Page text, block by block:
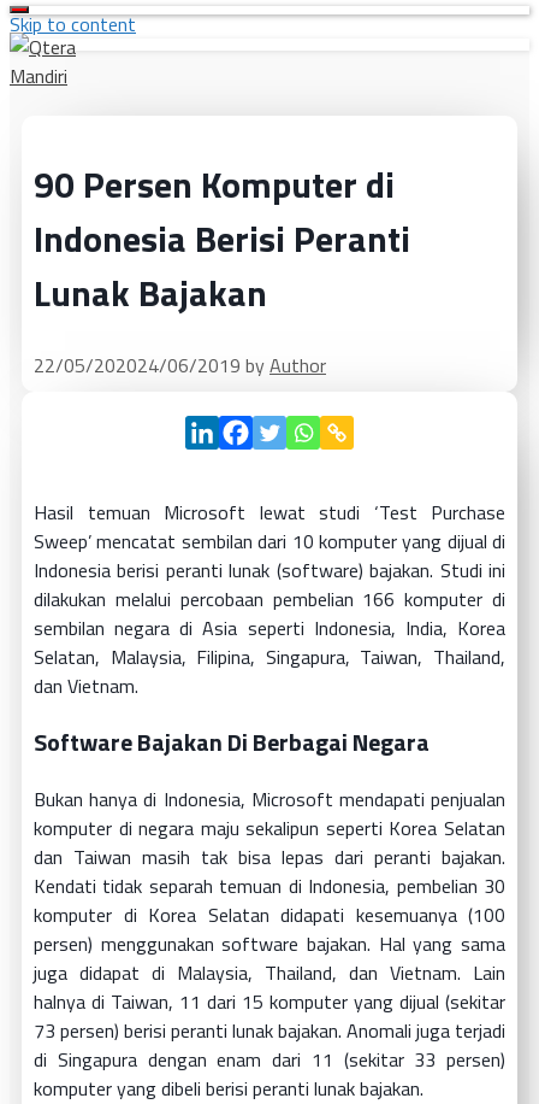
Skip to content
90 Persen Komputer di
Indonesia Berisi Peranti
Lunak Bajakan
22/05/202024/06/2019 byAuthor
Hasil temuan Microsoft lewat studi ‘Test Purchase
Sweep’ mencatat sembilan dari 10 komputer yang dijual di
Indonesia berisi peranti lunak (software) bajakan. Studi ini
dilakukan melalui percobaan pembelian 166 komputer di
sembilan negara di Asia seperti Indonesia, India, Korea
Selatan, Malaysia, Filipina, Singapura, Taiwan, Thailand,
dan Vietnam.
Software Bajakan Di Berbagai Negara
Bukan hanya di Indonesia, Microsoft mendapati penjualan
komputer di negara maju sekalipun seperti Korea Selatan
dan Taiwan masih tak bisa lepas dari peranti bajakan.
Kendati tidak separah temuan di Indonesia, pembelian 30
komputer di Korea Selatan didapati kesemuanya (100
persen) menggunakan software bajakan. Hal yang sama
juga didapat di Malaysia, Thailand, dan Vietnam. Lain
halnya di Taiwan, 11 dari 15 komputer yang dijual (sekitar
73 persen) berisi peranti lunak bajakan. Anomali juga terjadi
di Singapura dengan enam dari 11 (sekitar 33 persen)
komputer yang dibeli berisi peranti lunak bajakan.